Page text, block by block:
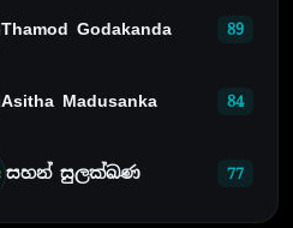
Thamod Godakanda 89
Asitha Madusanka 84
සහන් සුලක්ඛණ 77